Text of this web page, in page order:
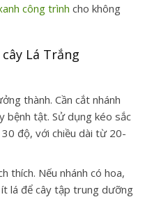
công trình cho không
Lá Trắng
thành. Cần cắt nhánh
bệnh tật. Sử dụng kéo sắc
độ, với chiều dài từ 20-
thích. Nếu nhánh có hoa,
lá để cây tập trung dưỡng